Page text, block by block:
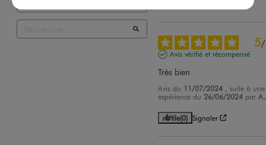
5/
Avis vérifié et récompensé
Très bien
Avis du 11/07/2024
, suite à une
expérience du 26/06/2024 par
Utile(0) Signaler